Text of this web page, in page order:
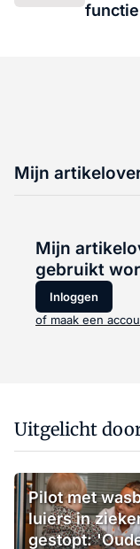
Mijn
Mijn
gebruikt
Inloggen
of maak een
Uitgelicht
Pilot met
luiers in
gestopt: